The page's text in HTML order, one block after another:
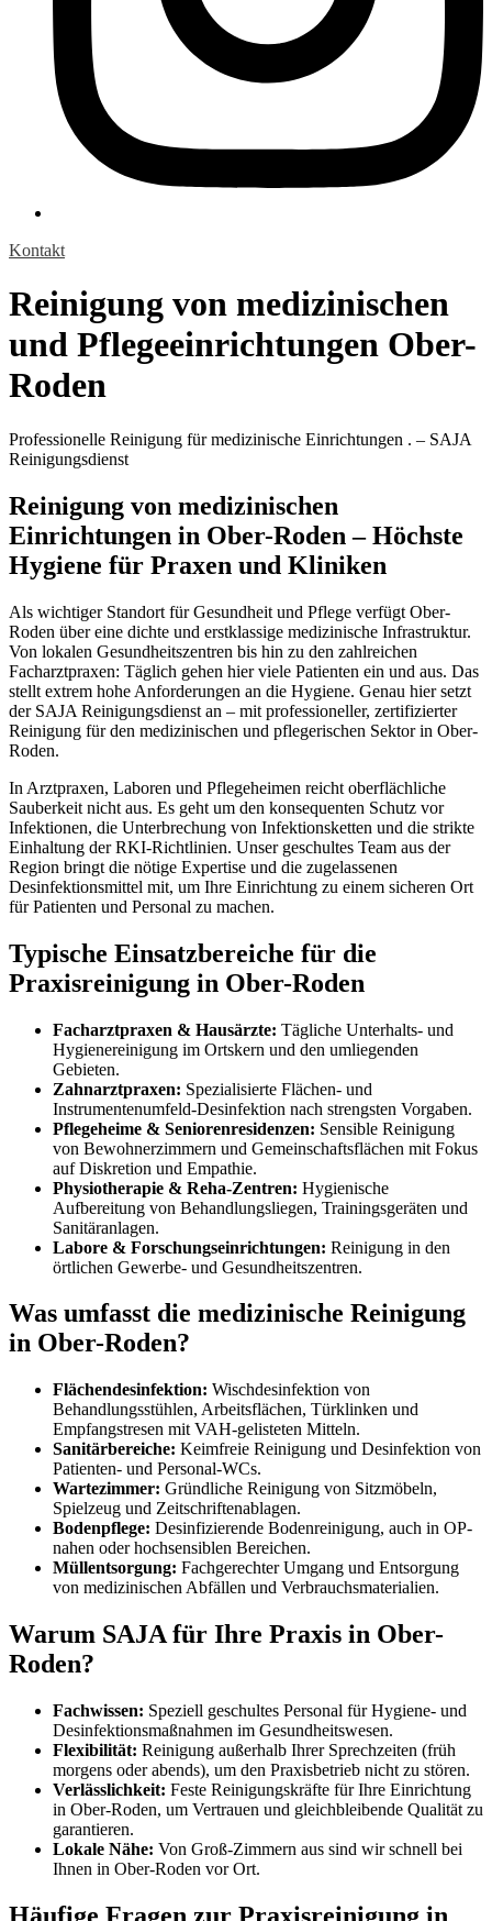
Kontakt
Reinigung von medizinischen
und Pflegeeinrichtungen Ober-
Roden
Professionelle Reinigung für medizinische Einrichtungen . – SAJA
Reinigungsdienst
Reinigung von medizinischen
Einrichtungen in Ober-Roden – Höchste
Hygiene für Praxen und Kliniken
Als wichtiger Standort für Gesundheit und Pflege verfügt Ober-
Roden über eine dichte und erstklassige medizinische Infrastruktur.
Von lokalen Gesundheitszentren bis hin zu den zahlreichen
Facharztpraxen: Täglich gehen hier viele Patienten ein und aus. Das
stellt extrem hohe Anforderungen an die Hygiene. Genau hier setzt
der SAJA Reinigungsdienst an – mit professioneller, zertifizierter
Reinigung für den medizinischen und pflegerischen Sektor in Ober-
Roden.
In Arztpraxen, Laboren und Pflegeheimen reicht oberflächliche
Sauberkeit nicht aus. Es geht um den konsequenten Schutz vor
Infektionen, die Unterbrechung von Infektionsketten und die strikte
Einhaltung der RKI-Richtlinien. Unser geschultes Team aus der
Region bringt die nötige Expertise und die zugelassenen
Desinfektionsmittel mit, um Ihre Einrichtung zu einem sicheren Ort
für Patienten und Personal zu machen.
Typische Einsatzbereiche für die
Praxisreinigung in Ober-Roden
Facharztpraxen & Hausärzte: Tägliche Unterhalts- und
Hygienereinigung im Ortskern und den umliegenden
Gebieten.
Zahnarztpraxen: Spezialisierte Flächen- und
Instrumentenumfeld-Desinfektion nach strengsten Vorgaben.
Pflegeheime & Seniorenresidenzen: Sensible Reinigung
von Bewohnerzimmern und Gemeinschaftsflächen mit Fokus
auf Diskretion und Empathie.
Physiotherapie & Reha-Zentren: Hygienische
Aufbereitung von Behandlungsliegen, Trainingsgeräten und
Sanitäranlagen.
Labore & Forschungseinrichtungen: Reinigung in den
örtlichen Gewerbe- und Gesundheitszentren.
Was umfasst die medizinische Reinigung
in Ober-Roden?
Flächendesinfektion: Wischdesinfektion von
Behandlungsstühlen, Arbeitsflächen, Türklinken und
Empfangstresen mit VAH-gelisteten Mitteln.
Sanitärbereiche: Keimfreie Reinigung und Desinfektion von
Patienten- und Personal-WCs.
Wartezimmer: Gründliche Reinigung von Sitzmöbeln,
Spielzeug und Zeitschriftenablagen.
Bodenpflege: Desinfizierende Bodenreinigung, auch in OP-
nahen oder hochsensiblen Bereichen.
Müllentsorgung: Fachgerechter Umgang und Entsorgung
von medizinischen Abfällen und Verbrauchsmaterialien.
Warum SAJA für Ihre Praxis in Ober-
Roden?
Fachwissen: Speziell geschultes Personal für Hygiene- und
Desinfektionsmaßnahmen im Gesundheitswesen.
Flexibilität: Reinigung außerhalb Ihrer Sprechzeiten (früh
morgens oder abends), um den Praxisbetrieb nicht zu stören.
Verlässlichkeit: Feste Reinigungskräfte für Ihre Einrichtung
in Ober-Roden, um Vertrauen und gleichbleibende Qualität zu
garantieren.
Lokale Nähe: Von Groß-Zimmern aus sind wir schnell bei
Ihnen in Ober-Roden vor Ort.